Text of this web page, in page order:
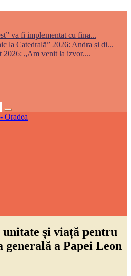
va fi implementat cu fina...
la Catedrală” 2026: Andra și di...
„Am venit la izvor....
și viață pentru
a Papei Leon